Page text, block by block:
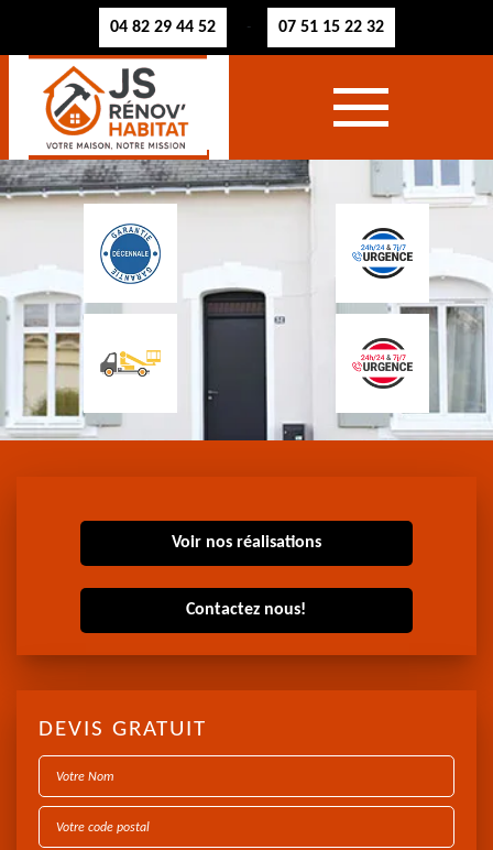
04 82 29 44 52 - 07 51 15 22 32
Voir nos réalisations
Contactez nous!
DEVIS GRATUIT